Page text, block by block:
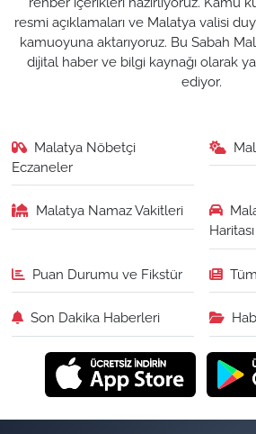
resmi açıklamaları ve Malatya valisi
kamuoyuna aktarıyoruz. Bu Sabah
dijital haber ve bilgi kaynağı olarak
ediyor.
Malatya Nöbetçi
Eczaneler
Malatya Namaz Vakitleri
Haritası
Puan Durumu ve Fikstür
Son Dakika Haberleri